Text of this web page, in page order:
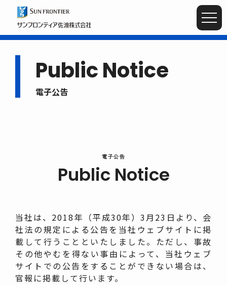
Public Notice
電子公告
Public Notice
当社は、2018年（平成30年）3月23日より、会
社法の規定による公告を当社ウェブサイトに掲
載して行うことといたしました。ただし、事故
その他やむを得ない事由によって、当社ウェブ
サイトでの公告をすることができない場合は、
官報に掲載して行います。